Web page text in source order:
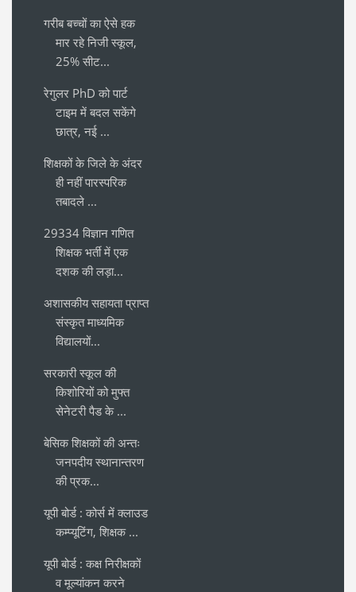
गरीब बच्चों का ऐसे हक
मार रहे निजी स्कूल,
25% सीट...
रेगुलर PhD को पार्ट
टाइम में बदल सकेंगे
छात्र, नई ...
शिक्षकों के जिले के अंदर
ही नहीं पारस्परिक
तबादले ...
29334 विज्ञान गणित
शिक्षक भर्ती में एक
दशक की लड़ा...
अशासकीय सहायता प्राप्त
संस्कृत माध्यमिक
विद्यालयों...
सरकारी स्कूल की
किशोरियों को मुफ्त
सेनेटरी पैड के ...
बेसिक शिक्षकों की अन्तः
जनपदीय स्थानान्तरण
की प्रक...
यूपी बोर्ड : कोर्स में क्लाउड
कम्प्यूटिंग, शिक्षक ...
यूपी बोर्ड : कक्ष निरीक्षकों
व मूल्यांकन करने